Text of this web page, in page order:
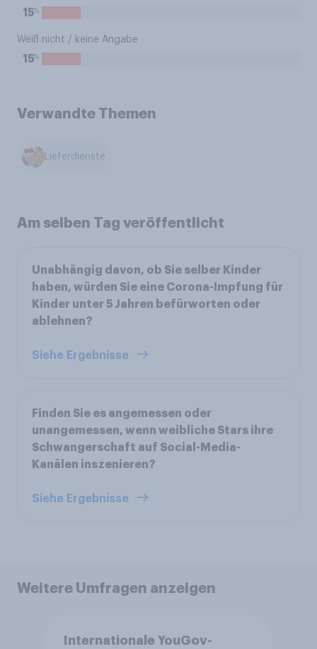
15%
Weiß nicht / keine Angabe
15%
Verwandte Themen
Lieferdienste
Am selben Tag veröffentlicht
Unabhängig davon, ob Sie selber Kinder
haben, würden Sie eine Corona-Impfung für
Kinder unter 5 Jahren befürworten oder
ablehnen?
Siehe Ergebnisse
Finden Sie es angemessen oder
unangemessen, wenn weibliche Stars ihre
Schwangerschaft auf Social-Media-
Kanälen inszenieren?
Siehe Ergebnisse
Weitere Umfragen anzeigen
Internationale YouGov-